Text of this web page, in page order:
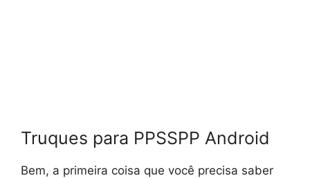
Truques para PPSSPP Android
Bem, a primeira coisa que você precisa saber